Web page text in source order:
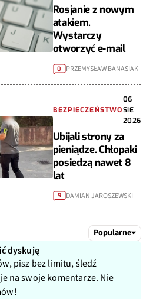
Rosjanie z nowym
atakiem.
Wystarczy
otworzyć e-mail
0 PRZEMYSŁAW BANASIAK
BEZPIECZEŃSTWO
06
SIE
2026
Ubijali strony za
pieniądze. Chłopaki
posiedzą nawet 8
lat
9 DAMIAN JAROSZEWSKI
Popularne
dyskuję
pisz bez limitu, śledź
na swoje komentarze. Nie